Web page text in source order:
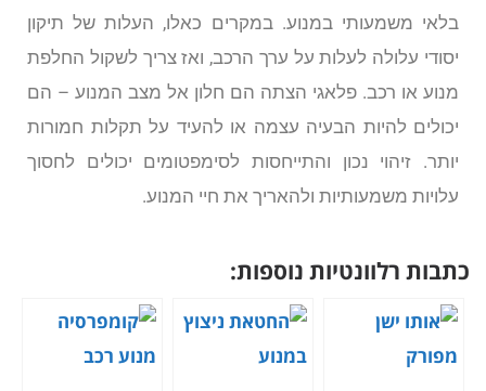
בלאי משמעותי במנוע. במקרים כאלו, העלות של תיקון
יסודי עלולה לעלות על ערך הרכב, ואז צריך לשקול החלפת
מנוע או רכב. פלאגי הצתה הם חלון אל מצב המנוע – הם
יכולים להיות הבעיה עצמה או להעיד על תקלות חמורות
יותר. זיהוי נכון והתייחסות לסימפטומים יכולים לחסוך
עלויות משמעותיות ולהאריך את חיי המנוע.
כתבות רלוונטיות נוספות: